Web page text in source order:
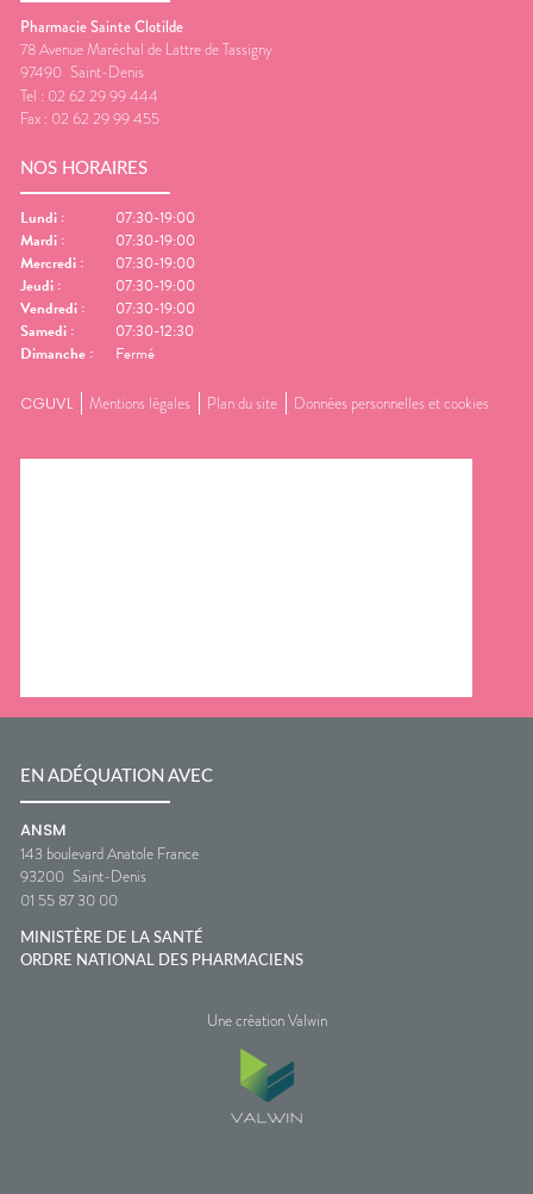
Pharmacie Sainte Clotilde
78 Avenue Maréchal de Lattre de Tassigny
97490 Saint-Denis
Tel : 02 62 29 99 444
Fax : 02 62 29 99 455
NOS HORAIRES
Lundi :
07:30-19:00
Mardi :
07:30-19:00
Mercredi :
07:30-19:00
Jeudi :
07:30-19:00
Vendredi :
07:30-19:00
Samedi :
07:30-12:30
Dimanche : Fermé
CGUVL Mentions légales Plan du site Données personnelles et cookies
EN ADÉQUATION AVEC
ANSM
143 boulevard Anatole France
93200 Saint-Denis
01 55 87 30 00
MINISTÈRE DE LA SANTÉ
ORDRE NATIONAL DES PHARMACIENS
Une création Valwin